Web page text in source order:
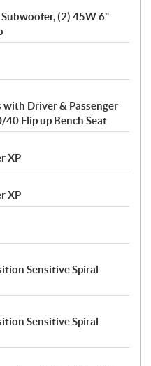
(2) 45W 6"
Driver & Passenger
40 Flip up Bench Seat
XP
XP
Sensitive Spiral
Sensitive Spiral